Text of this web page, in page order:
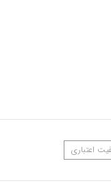
اعتباری